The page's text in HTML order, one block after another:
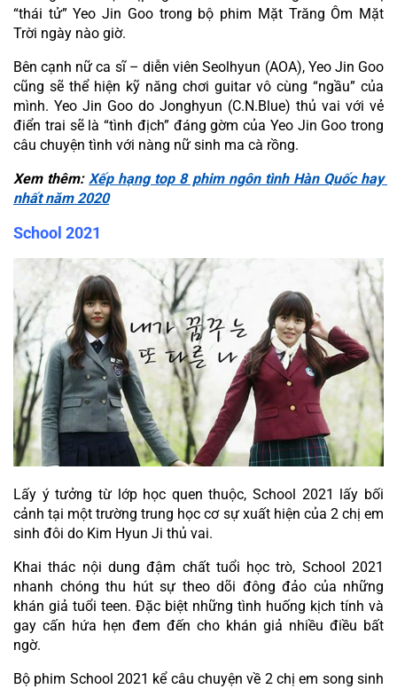
“thái tử” Yeo Jin Goo trong bộ phim Mặt Trăng Ôm Mặt
Trời ngày nào giờ.
Bên cạnh nữ ca sĩ – diễn viên Seolhyun (AOA), Yeo Jin Goo
cũng sẽ thể hiện kỹ năng chơi guitar vô cùng “ngầu” của
mình. Yeo Jin Goo do Jonghyun (C.N.Blue) thủ vai với vẻ
điển trai sẽ là “tình địch” đáng gờm của Yeo Jin Goo trong
câu chuyện tình với nàng nữ sinh ma cà rồng.
Xem thêm: Xếp hạng top 8 phim ngôn tình Hàn Quốc hay
nhất năm 2020
School 2021
Lấy ý tưởng từ lớp học quen thuộc, School 2021 lấy bối
cảnh tại một trường trung học cơ sự xuất hiện của 2 chị em
sinh đôi do Kim Hyun Ji thủ vai.
Khai thác nội dung đậm chất tuổi học trò, School 2021
nhanh chóng thu hút sự theo dõi đông đảo của những
khán giả tuổi teen. Đặc biệt những tình huống kịch tính và
gay cấn hứa hẹn đem đến cho khán giả nhiều điều bất
ngờ.
Bộ phim School 2021 kể câu chuyện về 2 chị em song sinh